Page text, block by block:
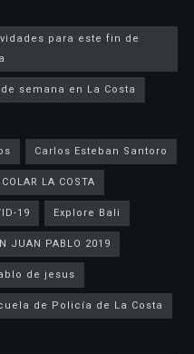
para este fin de
semana en La Costa
Carlos Esteban Santoro
LA COSTA
19
Explore Bali
JUAN PABLO 2019
de jesus